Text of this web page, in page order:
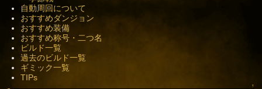
自動周回について
おすすめダンジョン
おすすめ装備
おすすめ称号・二つ名
ビルド一覧
過去のビルド一覧
ギミック一覧
TIPs
↑